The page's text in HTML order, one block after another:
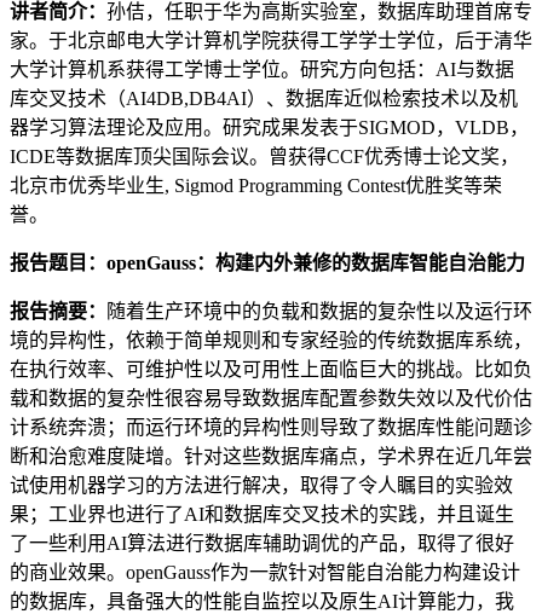
讲者简介： 孙佶，任职于华为高斯实验室，数据库助理首席专
家。于北京邮电大学计算机学院获得工学学士学位，后于清华
大学计算机系获得工学博士学位。研究方向包括：AI与数据
库交叉技术（AI4DB,DB4AI）、数据库近似检索技术以及机
器学习算法理论及应用。研究成果发表于SIGMOD，VLDB，
ICDE等数据库顶尖国际会议。曾获得CCF优秀博士论文奖，
北京市优秀毕业生, Sigmod Programming Contest优胜奖等荣
誉。
报告题目： openGauss：构建内外兼修的数据库智能自治能力
报告摘要：
随着生产环境中的负载和数据的复杂性以及运行环
境的异构性，依赖于简单规则和专家经验的传统数据库系统，
在执行效率、可维护性以及可用性上面临巨大的挑战。比如负
载和数据的复杂性很容易导致数据库配置参数失效以及代价估
计系统奔溃；而运行环境的异构性则导致了数据库性能问题诊
断和治愈难度陡增。针对这些数据库痛点，学术界在近几年尝
试使用机器学习的方法进行解决，取得了令人瞩目的实验效
果；工业界也进行了AI和数据库交叉技术的实践，并且诞生
了一些利用AI算法进行数据库辅助调优的产品，取得了很好
的商业效果。openGauss作为一款针对智能自治能力构建设计
的数据库，具备强大的性能自监控以及原生AI计算能力，我